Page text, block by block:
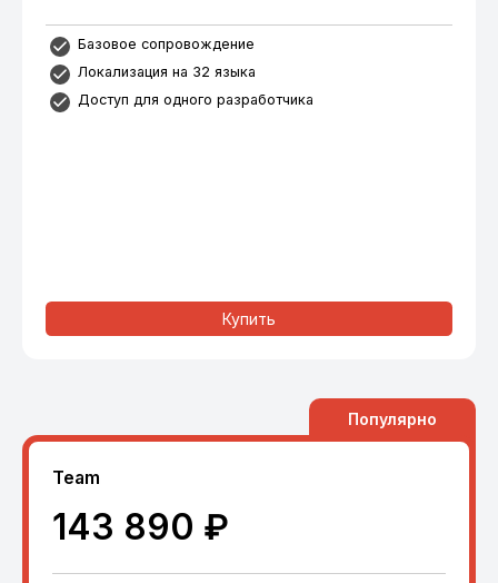
Базовое сопровождение
Локализация на 32 языка
Доступ для одного разработчика
Купить
Популярно
Team
143 890 ₽